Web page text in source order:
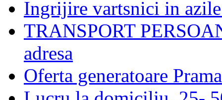
Ingrijire vartsnici in
TRANSPORT
adresa
Oferta generatoare